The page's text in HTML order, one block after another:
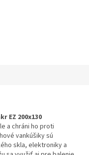
EZ 200x130
a chráni ho proti
vankúšiky sú
skla, elektroniky a